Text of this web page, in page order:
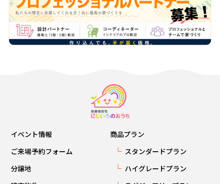
イベント情報
ご来場予約フォーム
分譲地
商品プラン
スタンダードプラン
ハイグレードプラン